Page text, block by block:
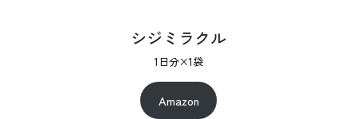
シジミラクル
1日分×1袋
Amazon